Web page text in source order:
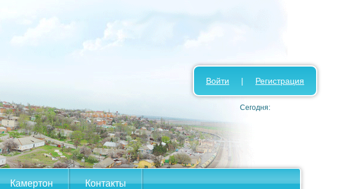
Камертон Контакты
Войти | Регистрация
Сегодня: